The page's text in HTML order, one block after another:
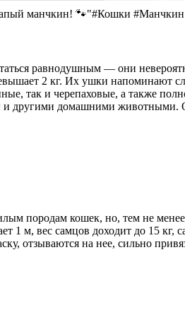
манчкин! 🐾"#Кошки
равнодушным — они
2 кг. Их ушки напоминают
так и черепаховые, а также
и другими домашними животными.
породам кошек, но, тем не
1 м, вес самцов доходит до 15
отзываются на нее, сильно